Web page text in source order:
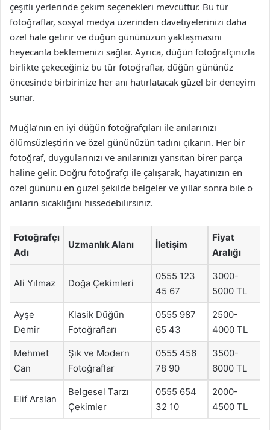
çeşitli yerlerinde çekim seçenekleri mevcuttur. Bu tür
fotoğraflar, sosyal medya üzerinden davetiyelerinizi daha
özel hale getirir ve düğün gününüzün yaklaşmasını
heyecanla beklemenizi sağlar. Ayrıca, düğün fotoğrafçınızla
birlikte çekeceğiniz bu tür fotoğraflar, düğün gününüz
öncesinde birbirinize her anı hatırlatacak güzel bir deneyim
sunar.
Muğla’nın en iyi düğün fotoğrafçıları ile anılarınızı
ölümsüzleştirin ve özel gününüzün tadını çıkarın. Her bir
fotoğraf, duygularınızı ve anılarınızı yansıtan birer parça
haline gelir. Doğru fotoğrafçı ile çalışarak, hayatınızın en
özel gününü en güzel şekilde belgeler ve yıllar sonra bile o
anların sıcaklığını hissedebilirsiniz.
Fotoğrafçı
Adı
Uzmanlık Alanı İletişim
Fiyat
Aralığı
Ali Yılmaz Doğa Çekimleri
0555 123
45 67
3000-
5000 TL
Ayşe
Demir
Klasik Düğün
Fotoğrafları
0555 987
65 43
2500-
4000 TL
Mehmet
Can
Şık ve Modern
Fotoğraflar
0555 456
78 90
3500-
6000 TL
Elif Arslan
Belgesel Tarzı
Çekimler
0555 654
32 10
2000-
4500 TL